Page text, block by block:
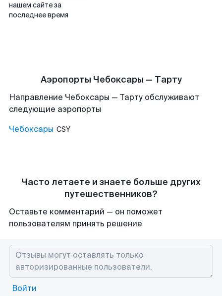
нашем сайте за
последнее время
Аэропорты Чебоксары — Тарту
Направление Чебоксары — Тарту обслуживают
следующие аэропорты
Чебоксары CSY
Часто летаете и знаете больше других
путешественников?
Оставьте комментарий — он поможет
пользователям принять решение
Войти